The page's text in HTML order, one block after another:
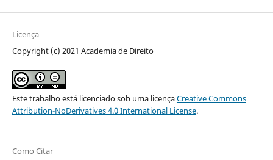
Licença
Copyright (c) 2021 Academia de Direito
Este trabalho está licenciado sob uma licençaCreative Commons
Attribution-NoDerivatives 4.0 International License.
Como Citar